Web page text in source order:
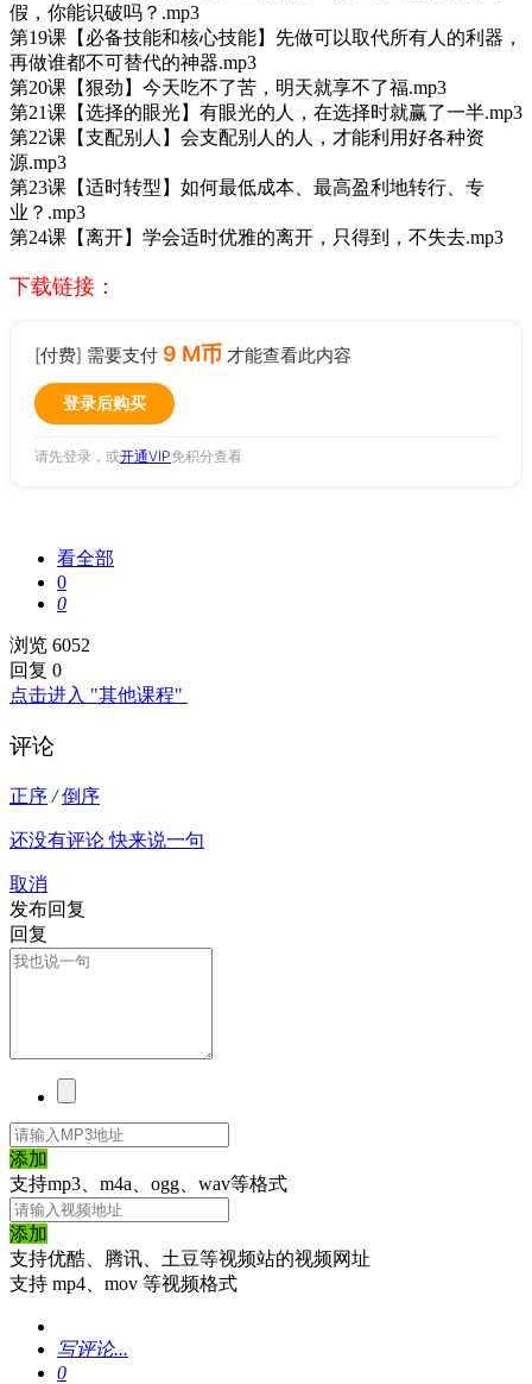
假，你能识破吗？.mp3
第19课【必备技能和核心技能】先做可以取代所有人的利器，
再做谁都不可替代的神器.mp3
第20课【狠劲】今天吃不了苦，明天就享不了福.mp3
第21课【选择的眼光】有眼光的人，在选择时就赢了一半.mp3
第22课【支配别人】会支配别人的人，才能利用好各种资
源.mp3
第23课【适时转型】如何最低成本、最高盈利地转行、专
业？.mp3
第24课【离开】学会适时优雅的离开，只得到，不失去.mp3
下载链接：
[付费] 需要支付 9 M币 才能查看此内容
登录后购买
请先登录，或开通VIP免积分查看
看全部
0
0
浏览 6052
回复 0
点击进入 "其他课程"
评论
正序 / 倒序
还没有评论 快来说一句
取消
发布回复
回复
添加
支持mp3、m4a、ogg、wav等格式
添加
支持优酷、腾讯、土豆等视频站的视频网址
支持 mp4、mov 等视频格式
写评论...
0